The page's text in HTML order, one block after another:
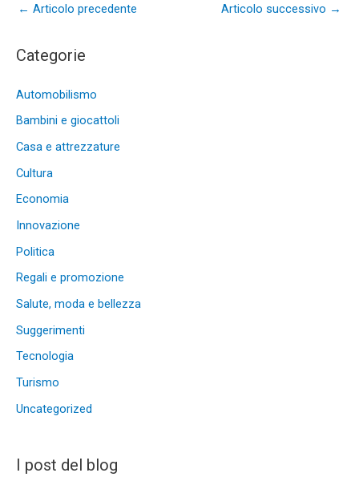
← Articolo precedente Articolo successivo →
Categorie
Automobilismo
Bambini e giocattoli
Casa e attrezzature
Cultura
Economia
Innovazione
Politica
Regali e promozione
Salute, moda e bellezza
Suggerimenti
Tecnologia
Turismo
Uncategorized
I post del blog